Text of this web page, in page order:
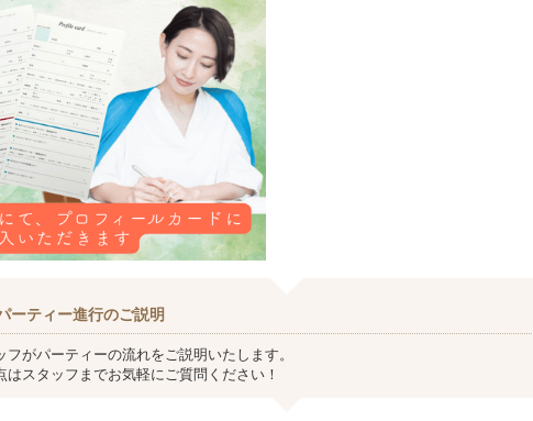
ーティー進行のご説明
フがパーティーの流れをご説明いたします。
はスタッフまでお気軽にご質問ください！